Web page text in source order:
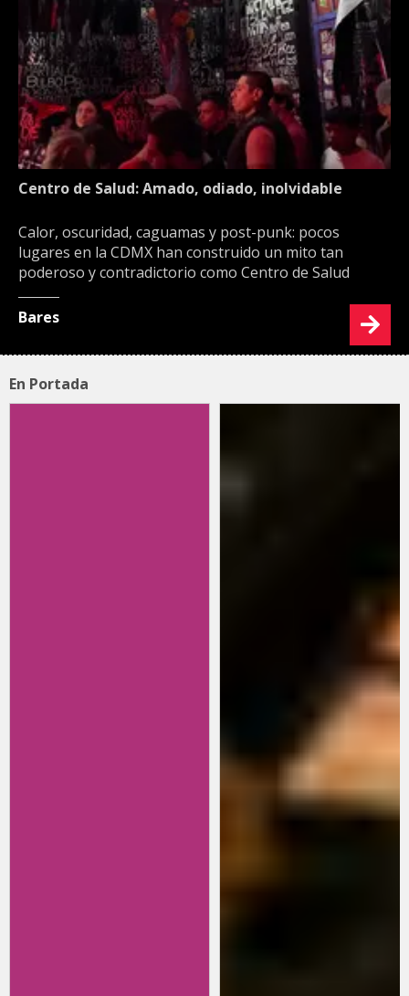
Centro de Salud: Amado, odiado, inolvidable
Calor, oscuridad, caguamas y post-punk: pocos
lugares en la CDMX han construido un mito tan
poderoso y contradictorio como Centro de Salud
Bares
En Portada